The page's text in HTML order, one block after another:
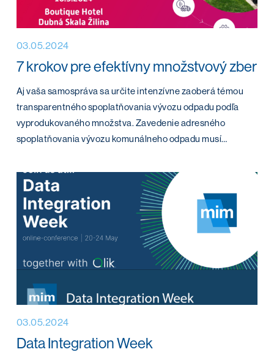
03.05.2024
7 krokov pre efektívny množstvový zber
Aj vaša samospráva sa určite intenzívne zaoberá témou
transparentného spoplatňovania vývozu odpadu podľa
vyprodukovaného množstva. Zavedenie adresného
spoplatňovania vývozu komunálneho odpadu musí…
03.05.2024
Data Integration Week